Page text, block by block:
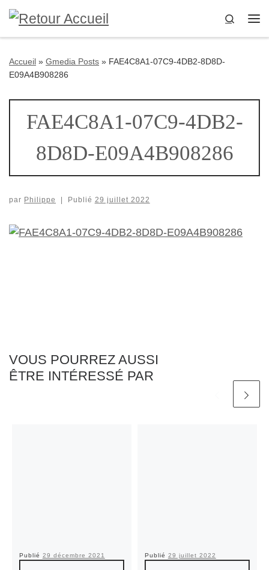
Passer au contenu
Search
Accueil » Gmedia Posts » FAE4C8A1-07C9-4DB2-8D8D-
E09A4B908286
FAE4C8A1-07C9-4DB2-
8D8D-E09A4B908286
par Philippe Publié 29 juillet 2022
VOUS POURREZ AUSSI
ÊTRE INTÉRESSÉ PAR
Publié 29 décembre 2021 Publié 29 juillet 2022